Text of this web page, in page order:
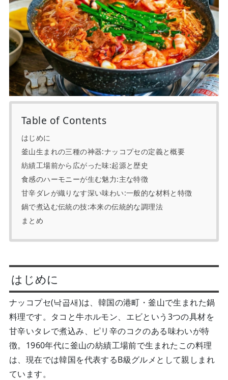
Table of Contents
はじめに
釜山生まれの三種の神器:ナッコプセの定義と概要
紡績工場前から広がった味:起源と歴史
食感のハーモニーが生む魅力:主な特徴
甘辛ダレが織りなす深い味わい:一般的な材料と特徴
鍋で煮込む伝統の技:本来の伝統的な調理法
まとめ
はじめに
ナッコプセ(낙곱새)は、韓国の港町・釜山で生まれた鍋
料理です。タコと牛ホルモン、エビという3つの具材を
甘辛いタレで煮込み、ピリ辛のコクのある味わいが特
徴。1960年代に釜山の紡績工場前で生まれたこの料理
は、現在では韓国を代表するB級グルメとして親しまれ
ています。